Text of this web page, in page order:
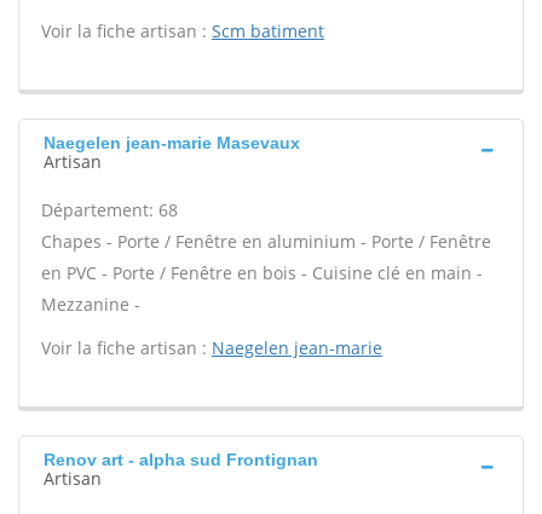
Voir la fiche artisan : Scm batiment
Naegelen jean-marie Masevaux
Artisan
Département: 68
Chapes - Porte / Fenêtre en aluminium - Porte / Fenêtre
en PVC - Porte / Fenêtre en bois - Cuisine clé en main -
Mezzanine -
Voir la fiche artisan : Naegelen jean-marie
Renov art - alpha sud Frontignan
Artisan